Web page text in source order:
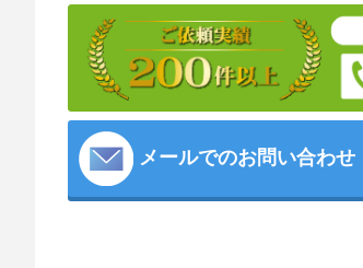
メールでのお問い合わせ